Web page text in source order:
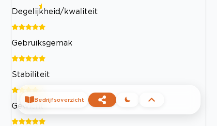
Degelijkheid/kwaliteit
Gebruiksgemak
Stabiliteit
Gewicht
Bedrijfsoverzicht